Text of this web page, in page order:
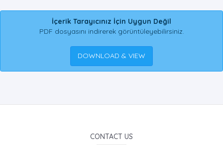
İçerik Tarayıcınız İçin Uygun Değil
PDF dosyasını indirerek görüntüleyebilirsiniz.
DOWNLOAD & VIEW
CONTACT US